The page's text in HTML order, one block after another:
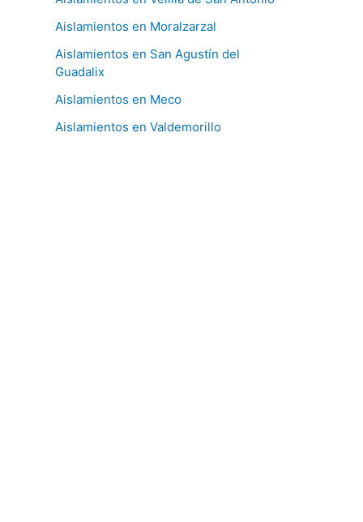
Aislamientos en Moralzarzal
Aislamientos en San Agustín del
Guadalix
Aislamientos en Meco
Aislamientos en Valdemorillo